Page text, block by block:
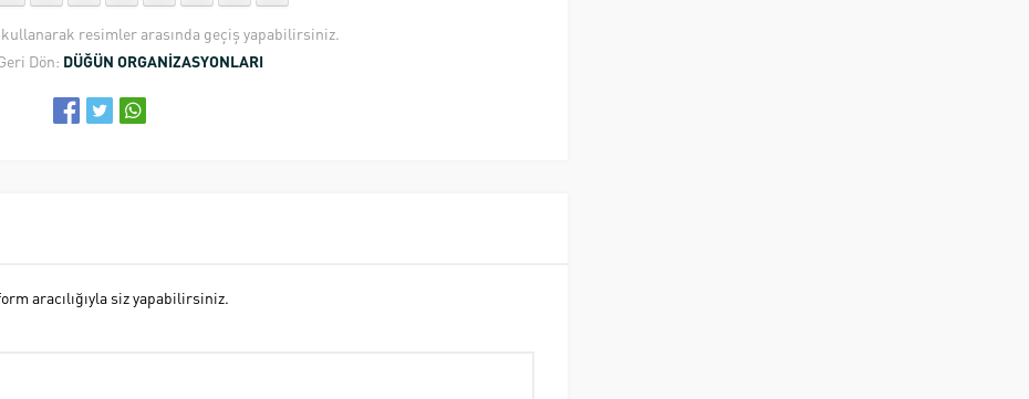
kullanarak resimler arasında geçiş yapabilirsiniz.
Dön: DÜĞÜN ORGANİZASYONLARI
aracılığıyla siz yapabilirsiniz.